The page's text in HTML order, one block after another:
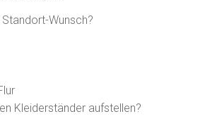
Wunsch?
Kleiderständer aufstellen?